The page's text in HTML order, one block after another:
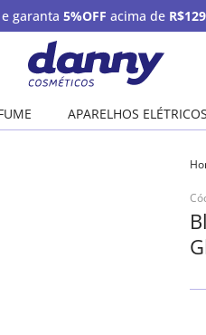
e garanta 5%OFF acima de R$129
APARELHOS ELÉTRICOS